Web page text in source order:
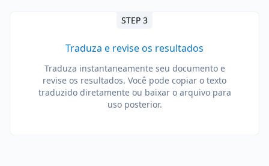
STEP 3
Traduza e revise os resultados
Traduza instantaneamente seu documento e
revise os resultados. Você pode copiar o texto
traduzido diretamente ou baixar o arquivo para
uso posterior.